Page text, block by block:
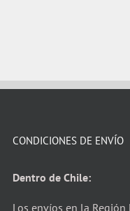
CONDICIONES DE ENVÍO
Dentro de Chile:
Los envíos en la